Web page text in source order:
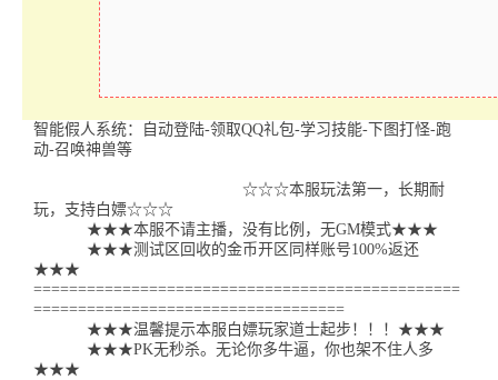
智能假人系统：自动登陆-领取QQ礼包-学习技能-下图打怪-跑
动-召唤神兽等
☆☆☆本服玩法第一，长期耐
玩，支持白嫖☆☆☆
★★★本服不请主播，没有比例，无GM模式★★★
★★★测试区回收的金币开区同样账号100%返还
★★★
================================================
===================================
★★★温馨提示本服白嫖玩家道士起步！！！★★★
★★★PK无秒杀。无论你多牛逼，你也架不住人多
★★★